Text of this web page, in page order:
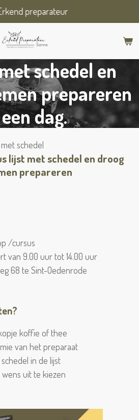
preparateur
schedel en
prepareren
dag.
schedel
lijst met schedel en droog
prepareren
en waar?
/cursus
van 9.00 uur tot 14.00 uur
68 te Sint-Oedenrode
koffie of thee
van het preparaat
in de lijst
uit te kiezen